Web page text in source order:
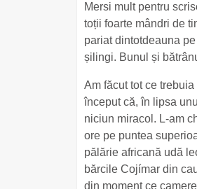
Mersi mult pentru
toții foarte mândri de
pariat dintotdeauna
șilingi. Bunul și
Am făcut tot ce
început că, în lipsa
niciun miracol. L-am
ore pe puntea
pălărie africană udă
bărcile Cojímar din
din moment ce